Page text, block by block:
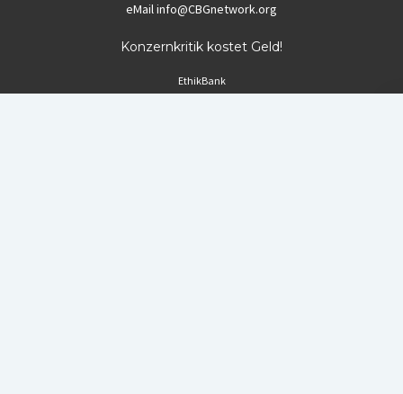
eMailinfo@CBGnetwork.org
Konzernkritik kostet Geld!
EthikBank
IBAN DE94 8309 4495 0003 1999 91